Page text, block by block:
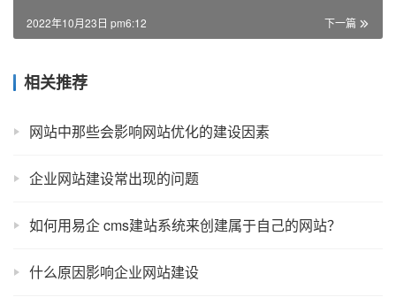
下一篇
2022年10月23日 pm6:12
相关推荐
网站中那些会影响网站优化的建设因素
企业网站建设常出现的问题
如何用易企 cms建站系统来创建属于自己的网站？
什么原因影响企业网站建设